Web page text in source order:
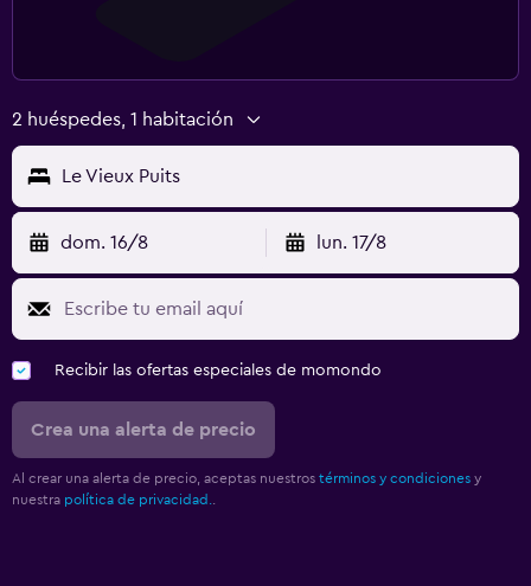
2 huéspedes, 1 habitación
Le Vieux Puits
dom. 16/8 lun. 17/8
Recibir las ofertas especiales de momondo
Crea una alerta de precio
Al crear una alerta de precio, aceptas nuestros términos y condiciones y
nuestra política de privacidad.